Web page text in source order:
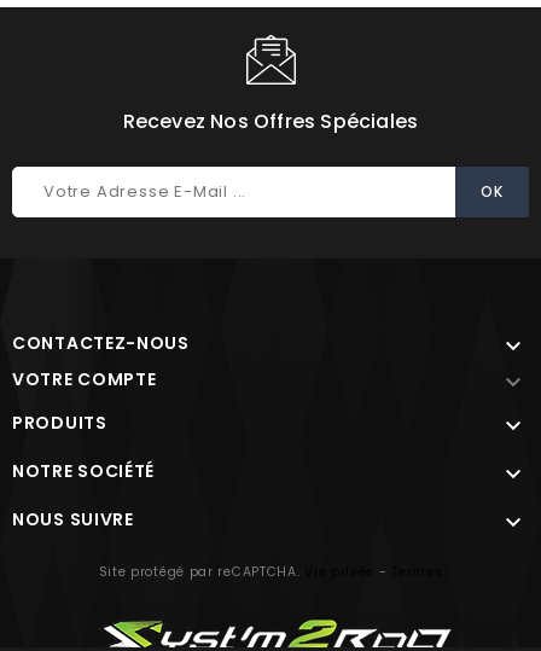
Recevez Nos Offres Spéciales
CONTACTEZ-NOUS 
VOTRE COMPTE 
PRODUITS 
NOTRE SOCIÉTÉ 
NOUS SUIVRE 
Site protégé par reCAPTCHA. -